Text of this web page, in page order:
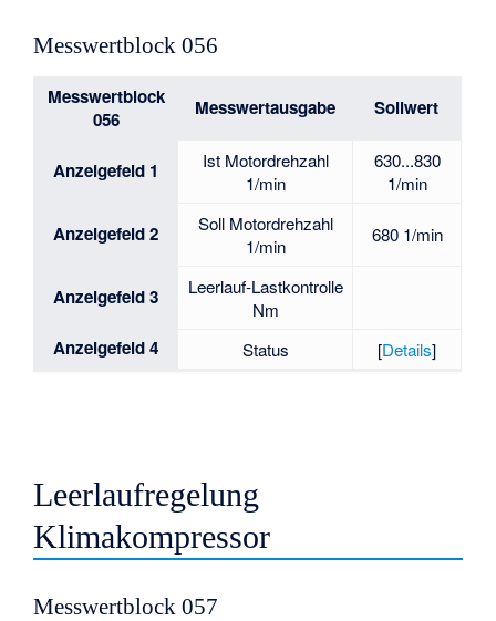
Messwertblock 056
Messwertblock
056
Messwertausgabe Sollwert
Anzeigefeld 1
Ist Motordrehzahl
1/min
630...830
1/min
Anzeigefeld 2
Soll Motordrehzahl
1/min
680 1/min
Anzeigefeld 3
Leerlauf-Lastkontrolle
Nm
Anzeigefeld 4 Status [Details]
Leerlaufregelung
Klimakompressor
Messwertblock 057